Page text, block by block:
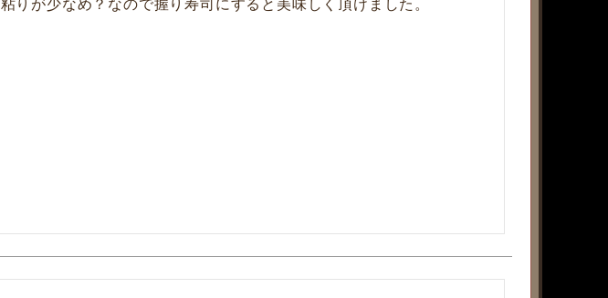
粘りが少なめ？なので握り寿司にすると美味しく頂けました。